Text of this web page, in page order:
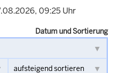
09:25 Uhr
Datum und Sortierung